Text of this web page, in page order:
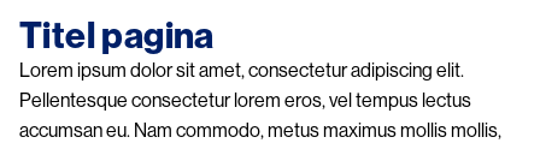
Titel pagina
Lorem ipsum dolor sit amet, consectetur adipiscing elit.
Pellentesque consectetur lorem eros, vel tempus lectus
accumsan eu. Nam commodo, metus maximus mollis mollis,